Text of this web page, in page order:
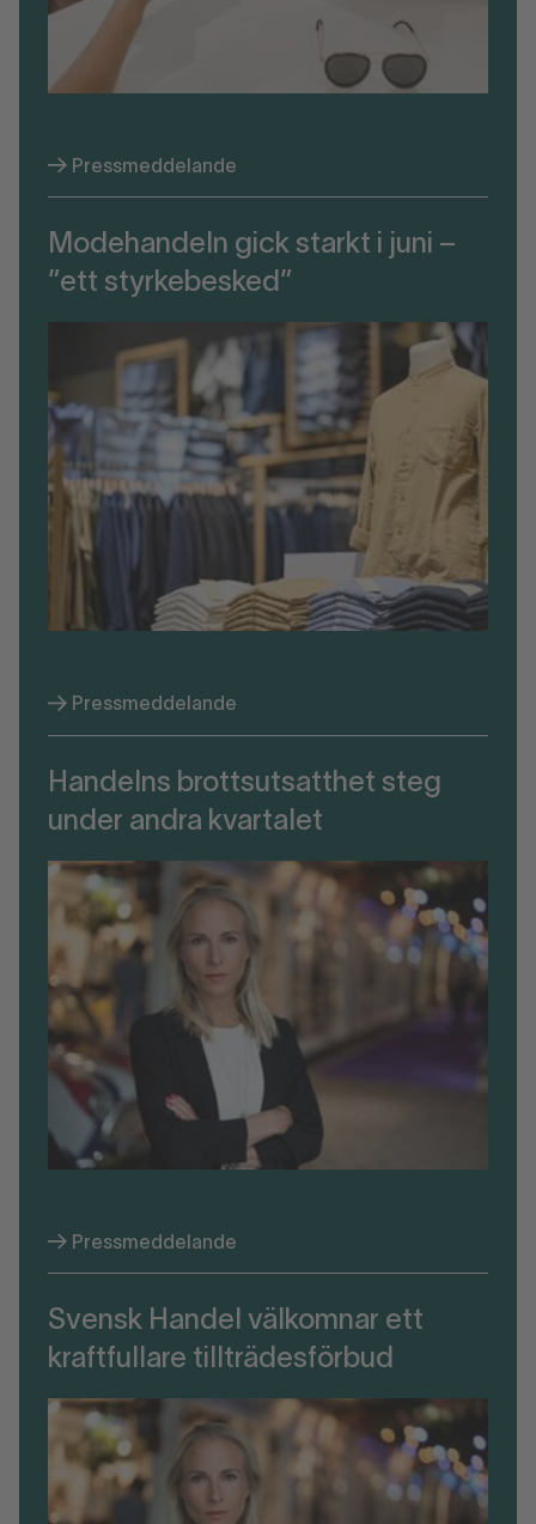
Pressmeddelande
Modehandeln gick starkt i juni –
”ett styrkebesked”
Pressmeddelande
Handelns brottsutsatthet steg
under andra kvartalet
Pressmeddelande
Svensk Handel välkomnar ett
kraftfullare tillträdesförbud